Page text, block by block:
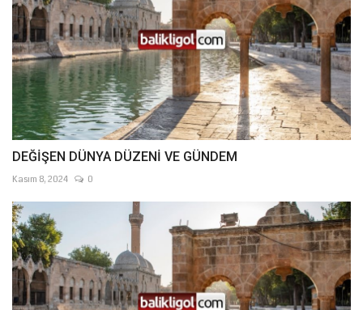
DEĞİŞEN DÜNYA DÜZENİ VE GÜNDEM
Kasım 8, 2024 0